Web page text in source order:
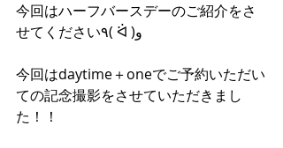
今回はハーフバースデーのご紹介をさ
せてください٩( ᐛ )و
今回はdaytime＋oneでご予約いただい
ての記念撮影をさせていただきまし
た！！